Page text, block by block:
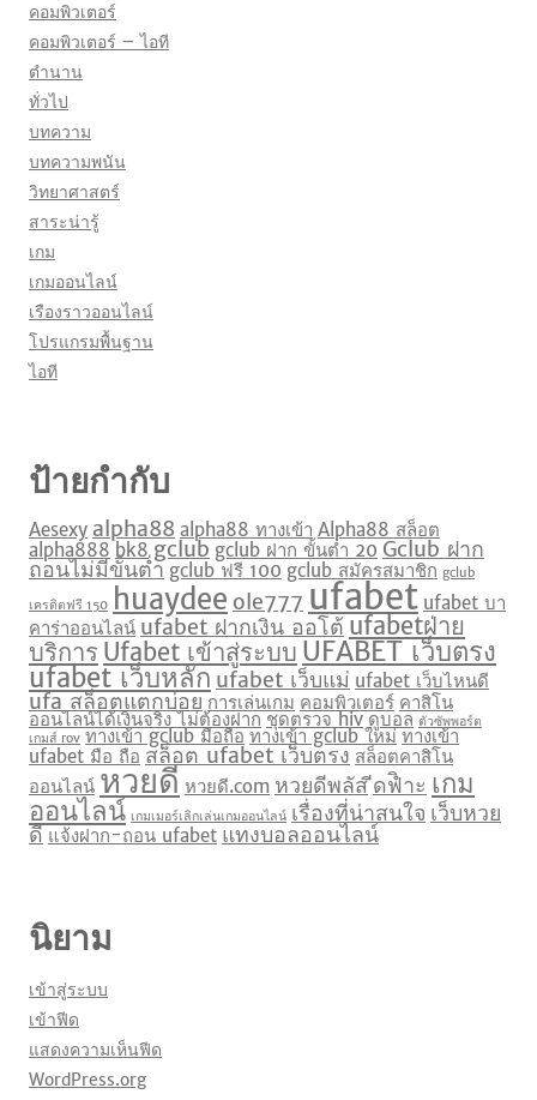
คอมพิวเตอร์
คอมพิวเตอร์ – ไอที
ตำนาน
ทั่วไป
บทความ
บทความพนัน
วิทยาศาสตร์
สาระน่ารู้
เกม
เกมออนไลน์
เรืองราวออนไลน์
โปรแกรมพื้นฐาน
ไอที
ป้ายกำกับ
Aesexy alpha88 alpha88 ทางเข้า Alpha88 สล็อต
alpha888 bk8 gclub gclub ฝาก ขั้นต่ำ 20 Gclub ฝาก
ถอนไม่มีขั้นต่ำ gclub ฟรี 100 gclub สมัครสมาชิก gclub
เครดิตฟรี 150 huaydee ole777 ufabet ufabet บา
คาร่าออนไลน์ ufabet ฝากเงิน ออโต้ ufabetฝ่าย
บริการ Ufabet เข้าสู่ระบบ UFABET เว็บตรง
ufabet เว็บหลัก ufabet เว็บแม่ ufabet เว็บไหนดี
ufa สล็อตแตกบ่อย การเล่นเกม คอมพิวเตอร์ คาสิโน
ออนไลน์ได้เงินจริง ไม่ต้องฝาก ชุดตรวจ hiv ดูบอล ตัวซัพพอร์ต
เกมส์ rov ทางเข้า gclub มือถือ ทางเข้า gclub ใหม่ ทางเข้า
ufabet มือ ถือ สล็อต ufabet เว็บตรง สล็อตคาสิโน
ออนไลน์ หวยดี หวยดี.com หวยดีพลัส ีดฟิำะ เกม
ออนไลน์ เกมเมอร์เลิกเล่นเกมออนไลน์ เรื่องที่น่าสนใจ เว็บหวย
ดี แจ้งฝาก-ถอน ufabet แทงบอลออนไลน์
นิยาม
เข้าสู่ระบบ
เข้าฟีด
แสดงความเห็นฟีด
WordPress.org